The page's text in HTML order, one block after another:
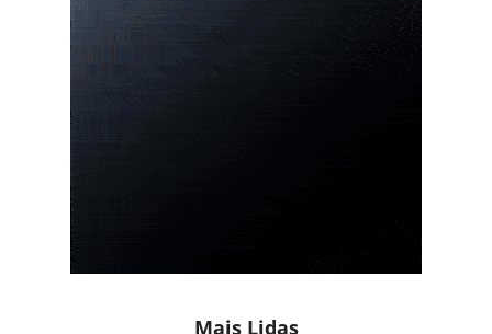
Mais Lidas